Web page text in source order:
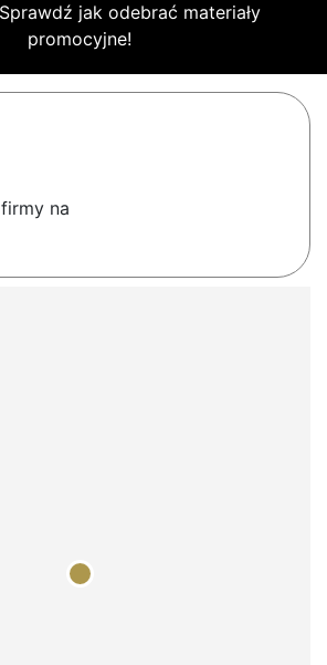
Sprawdź jak odebrać materiały
promocyjne!
na